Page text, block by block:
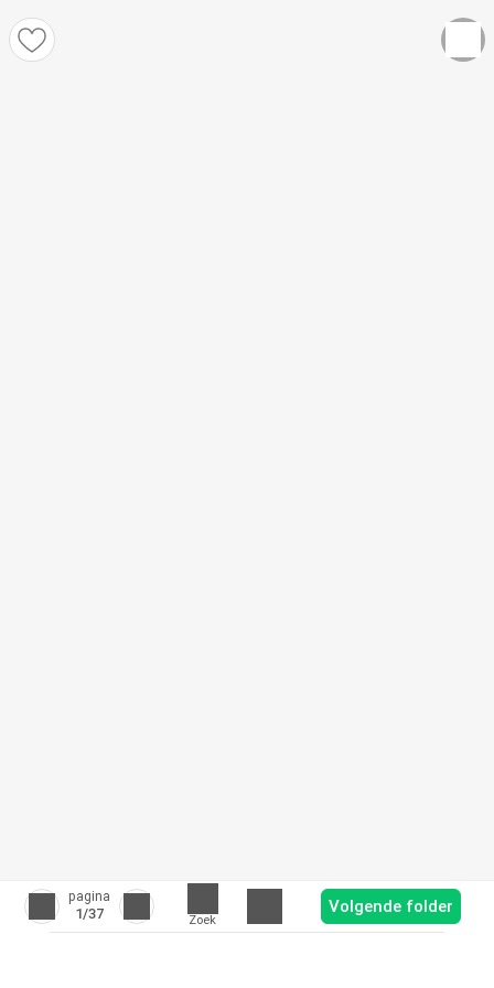
pagina
1/37 Zoek
Volgende folder